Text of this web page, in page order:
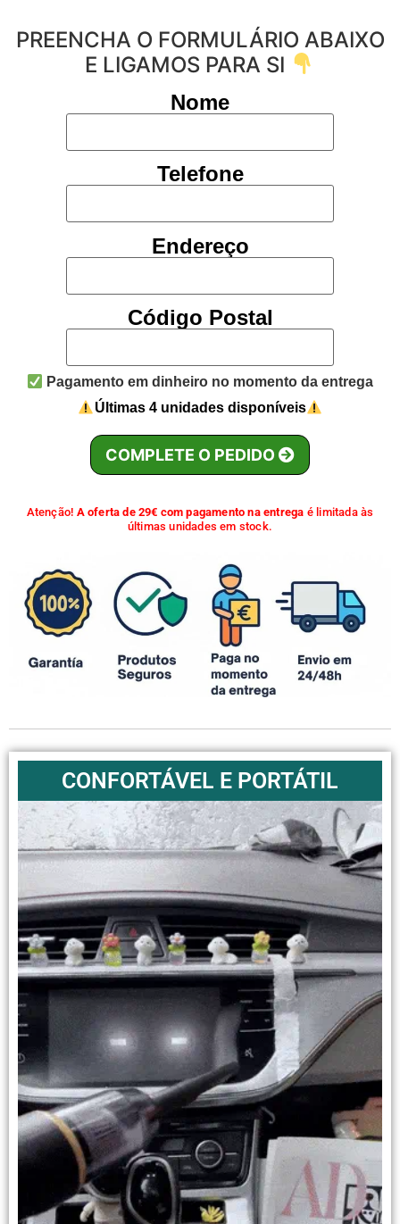
PREENCHA O FORMULÁRIO ABAIXO
E LIGAMOS PARA SI
Nome
Telefone
Endereço
Código Postal
Pagamento em dinheiro no momento da entrega
Últimas 4 unidades disponíveis
COMPLETE O PEDIDO
Atenção! A oferta de 29€ com pagamento na entrega é limitada às
últimas unidades em stock.
CONFORTÁVEL E PORTÁTIL